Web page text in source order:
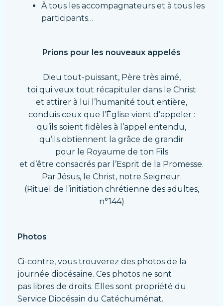
À tous les accompagnateurs et à tous les
participants…
Prions pour les nouveaux appelés
Dieu tout-puissant, Père très aimé,
toi qui veux tout récapituler dans le Christ
et attirer à lui l’humanité tout entière,
conduis ceux que l’Église vient d’appeler :
qu’ils soient fidèles à l’appel entendu,
qu’ils obtiennent la grâce de grandir
pour le Royaume de ton Fils
et d’être consacrés par l’Esprit de la Promesse.
Par Jésus, le Christ, notre Seigneur.
(Rituel de l’initiation chrétienne des adultes,
n°144)
Photos
Ci-contre, vous trouverez des photos de la
journée diocésaine. Ces photos ne sont
pas libres de droits. Elles sont propriété du
Service Diocésain du Catéchuménat.